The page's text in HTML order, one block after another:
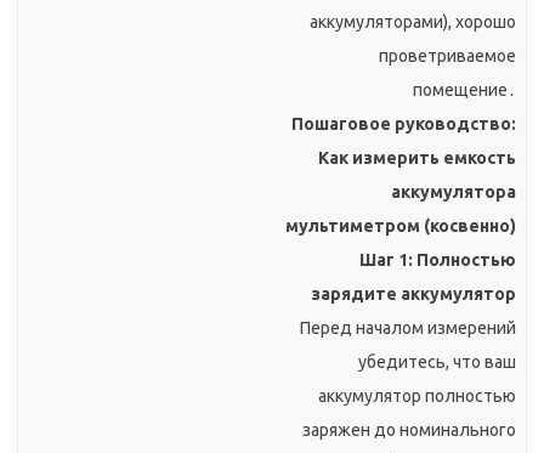
аккумуляторами), хорошо
проветриваемое
помещение․
Пошаговое руководство:
Как измерить емкость
аккумулятора
мультиметром (косвенно)
Шаг 1: Полностью
зарядите аккумулятор
Перед началом измерений
убедитесь, что ваш
аккумулятор полностью
заряжен до номинального